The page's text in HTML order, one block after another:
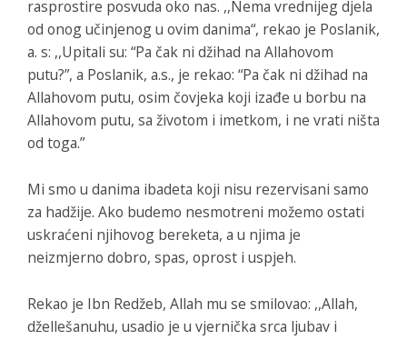
rasprostire posvuda oko nas. ,,Nema vrednijeg djela
od onog učinjenog u ovim danima“, rekao je Poslanik,
a. s: ,,Upitali su: “Pa čak ni džihad na Allahovom
putu?”, a Poslanik, a.s., je rekao: “Pa čak ni džihad na
Allahovom putu, osim čovjeka koji izađe u borbu na
Allahovom putu, sa životom i imetkom, i ne vrati ništa
od toga.”
Mi smo u danima ibadeta koji nisu rezervisani samo
za hadžije. Ako budemo nesmotreni možemo ostati
uskraćeni njihovog bereketa, a u njima je
neizmjerno dobro, spas, oprost i uspjeh.
Rekao je Ibn Redžeb, Allah mu se smilovao: ,,Allah,
džellešanuhu, usadio je u vjernička srca ljubav i